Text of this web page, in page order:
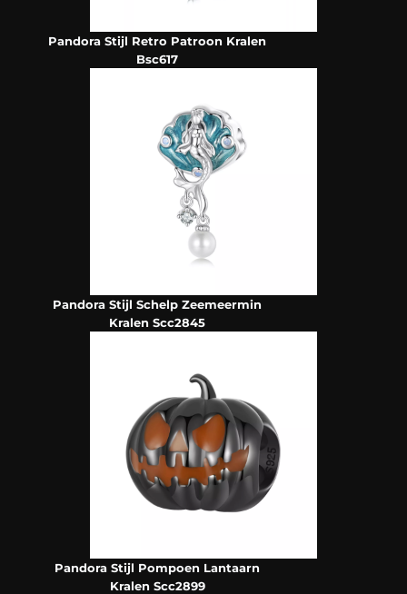
Pandora Stijl Retro Patroon Kralen
Bsc617
Pandora Stijl Schelp Zeemeermin
Kralen Scc2845
Pandora Stijl Pompoen Lantaarn
Kralen Scc2899